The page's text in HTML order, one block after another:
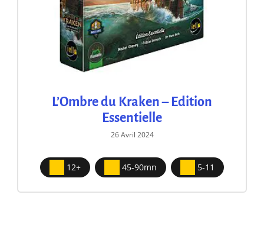
L’Ombre du Kraken – Edition
Essentielle
26 Avril 2024
12+ 45-90mn 5-11